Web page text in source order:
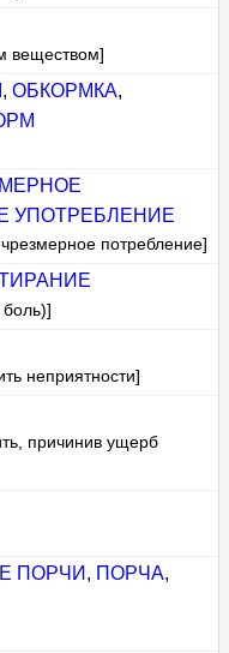
веществом]
, ОБКОРМКА,
УПОТРЕБЛЕНИЕ
потребление]
неприятности]
причинив ущерб
ПОРЧИ , ПОРЧА,